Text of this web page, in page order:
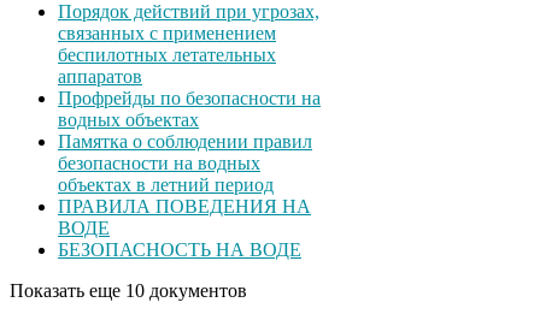
Порядок действий при угрозах,
связанных с применением
беспилотных летательных
аппаратов
Профрейды по безопасности на
водных объектах
Памятка о соблюдении правил
безопасности на водных
объектах в летний период
ПРАВИЛА ПОВЕДЕНИЯ НА
ВОДЕ
БЕЗОПАСНОСТЬ НА ВОДЕ
Показать еще 10 документов